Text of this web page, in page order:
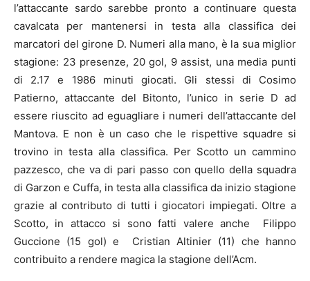
l’attaccante sardo sarebbe pronto a continuare questa
cavalcata per mantenersi in testa alla classifica dei
marcatori del girone D. Numeri alla mano, è la sua miglior
stagione: 23 presenze, 20 gol, 9 assist, una media punti
di 2.17 e 1986 minuti giocati. Gli stessi di Cosimo
Patierno, attaccante del Bitonto, l’unico in serie D ad
essere riuscito ad eguagliare i numeri dell’attaccante del
Mantova. E non è un caso che le rispettive squadre si
trovino in testa alla classifica. Per Scotto un cammino
pazzesco, che va di pari passo con quello della squadra
di Garzon e Cuffa, in testa alla classifica da inizio stagione
grazie al contributo di tutti i giocatori impiegati. Oltre a
Scotto, in attacco si sono fatti valere anche Filippo
Guccione (15 gol) e Cristian Altinier (11) che hanno
contribuito a rendere magica la stagione dell’Acm.